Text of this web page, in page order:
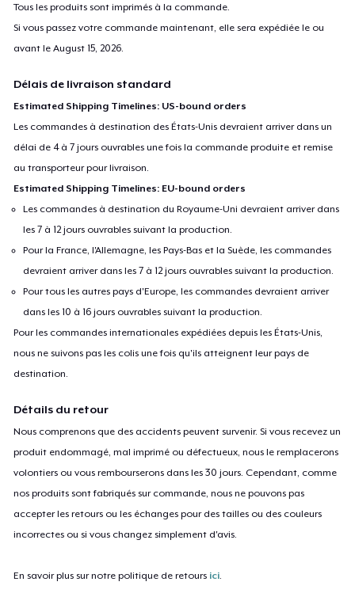
Tous les produits sont imprimés à la commande.
Si vous passez votre commande maintenant, elle sera expédiée le ou
avant leAugust 15, 2026
Délais de livraison standard
Estimated Shipping Timelines: US-bound orders
Les commandes à destination des États-Unis devraient arriver dans un
délai de 4 à 7 jours ouvrables une fois la commande produite et remise
au transporteur pour livraison.
Estimated Shipping Timelines: EU-bound orders
Les commandes à destination du Royaume-Uni devraient arriver dans
les 7 à 12 jours ouvrables suivant la production.
Pour la France, l'Allemagne, les Pays-Bas et la Suède, les commandes
devraient arriver dans les 7 à 12 jours ouvrables suivant la production.
Pour tous les autres pays d'Europe, les commandes devraient arriver
dans les 10 à 16 jours ouvrables suivant la production.
Pour les commandes internationales expédiées depuis les États-Unis,
nous ne suivons pas les colis une fois qu'ils atteignent leur pays de
destination.
Détails du retour
Nous comprenons que des accidents peuvent survenir. Si vous recevez un
produit endommagé, mal imprimé ou défectueux, nous le remplacerons
volontiers ou vous rembourserons dans les 30 jours. Cependant, comme
nos produits sont fabriqués sur commande, nous ne pouvons pas
accepter les retours ou les échanges pour des tailles ou des couleurs
incorrectes ou si vous changez simplement d'avis.
En savoir plus sur notre politique de retours ici